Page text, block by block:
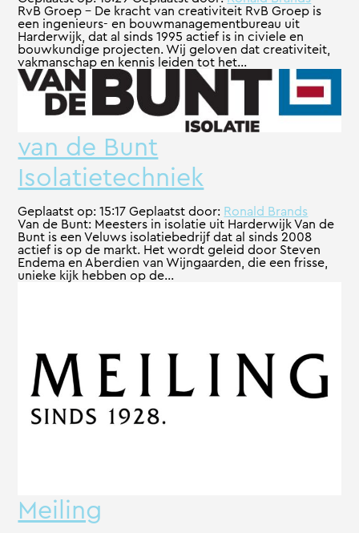
RvB Groep – De kracht van creativiteit RvB Groep is
een ingenieurs- en bouwmanagementbureau uit
Harderwijk, dat al sinds 1995 actief is in civiele en
bouwkundige projecten. Wij geloven dat creativiteit,
vakmanschap en kennis leiden tot het...
van de Bunt
Isolatietechniek
Geplaatst op:15:17Geplaatst door: Ronald Brands
Van de Bunt: Meesters in isolatie uit Harderwijk Van de
Bunt is een Veluws isolatiebedrijf dat al sinds 2008
actief is op de markt. Het wordt geleid door Steven
Endema en Aberdien van Wijngaarden, die een frisse,
unieke kijk hebben op de...
Meiling